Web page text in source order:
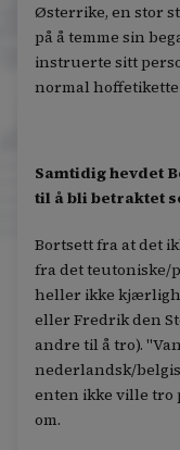
Østerrike, en stor
på å temme sin
instruerte sitt
normal
Samtidig hevdet
til å bli betraktet
Bortsett fra at det
fra det teutoniske/
heller ikke
eller Fredrik den
andre til å tro).
nederlandsk/
enten ikke ville tro
om.